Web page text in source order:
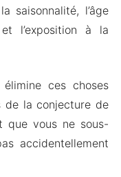
saisonnalité, l’âge
l’exposition à la
ces choses
de la conjecture de
que vous ne sous-
accidentellement